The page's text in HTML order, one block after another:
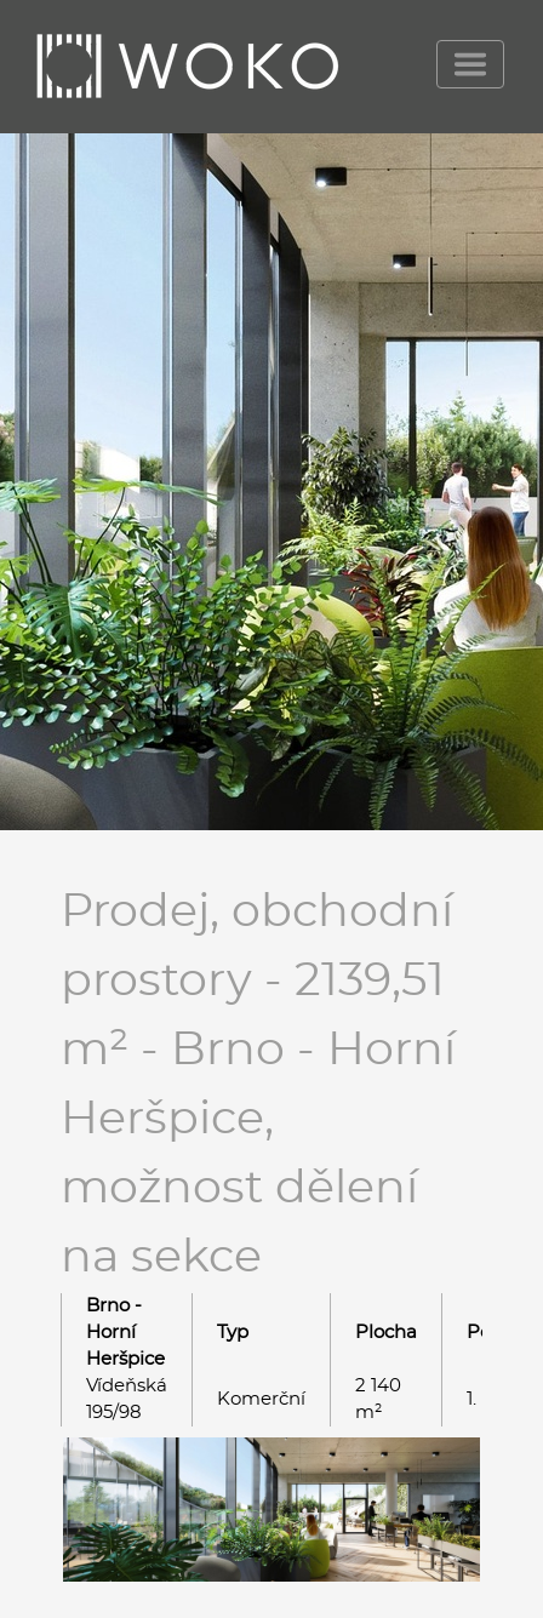
Prodej, obchodní
prostory - 2139,51
m² - Brno - Horní
Heršpice,
možnost dělení
na sekce
Brno -
Horní
Heršpice
Typ Plocha Podlaží
Vídeňská
195/98
Komerční
2 140
m²
1. NP